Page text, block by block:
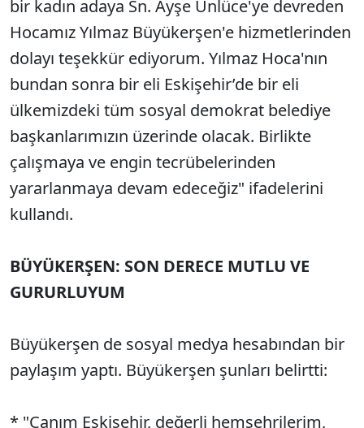
bir kadın adaya Sn. Ayşe Ünlüce'ye devreden
Hocamız Yılmaz Büyükerşen'e hizmetlerinden
dolayı teşekkür ediyorum. Yılmaz Hoca'nın
bundan sonra bir eli Eskişehir’de bir eli
ülkemizdeki tüm sosyal demokrat belediye
başkanlarımızın üzerinde olacak. Birlikte
çalışmaya ve engin tecrübelerinden
yararlanmaya devam edeceğiz" ifadelerini
kullandı.
BÜYÜKERŞEN: SON DERECE MUTLU VE
GURURLUYUM
Büyükerşen de sosyal medya hesabından bir
paylaşım yaptı. Büyükerşen şunları belirtti:
* "Canım Eskişehir, değerli hemşehrilerim,